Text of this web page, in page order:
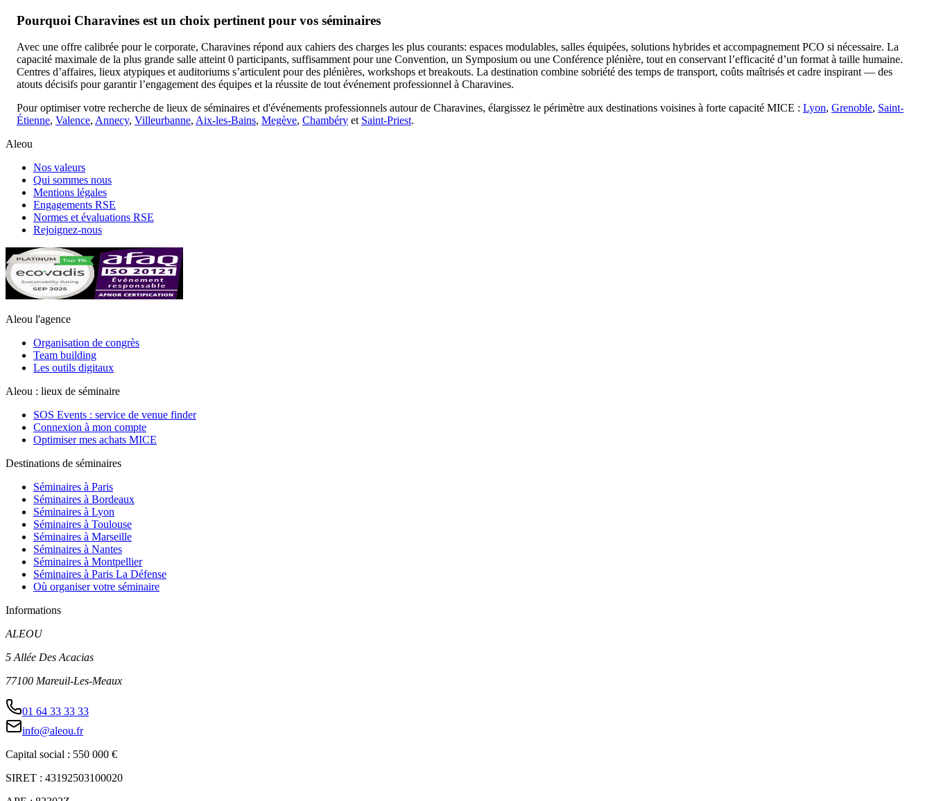
Pourquoi Charavines est un choix pertinent pour vos séminaires
Avec une offre calibrée pour le corporate, Charavines répond aux cahiers des charges les plus courants: espaces modulables, salles équipées, solutions hybrides et accompagnement PCO si nécessaire. La
capacité maximale de la plus grande salle atteint 0 participants, suffisamment pour une Convention, un Symposium ou une Conférence plénière, tout en conservant l’efficacité d’un format à taille humaine.
Centres d’affaires, lieux atypiques et auditoriums s’articulent pour des plénières, workshops et breakouts. La destination combine sobriété des temps de transport, coûts maîtrisés et cadre inspirant — des
atouts décisifs pour garantir l’engagement des équipes et la réussite de tout événement professionnel à Charavines.
Pour optimiser votre recherche de lieux de séminaires et d'événements professionnels autour de Charavines, élargissez le périmètre aux destinations voisines à forte capacité MICE : Lyon, Grenoble, Saint-
Étienne, Valence, Annecy, Villeurbanne, Aix-les-Bains, Megève, Chambéry et Saint-Priest.
Aleou
Nos valeurs
Qui sommes nous
Mentions légales
Engagements RSE
Normes et évaluations RSE
Rejoignez-nous
Aleou l'agence
Organisation de congrès
Team building
Les outils digitaux
Aleou : lieux de séminaire
SOS Events : service de venue finder
Connexion à mon compte
Optimiser mes achats MICE
Destinations de séminaires
Séminaires à Paris
Séminaires à Bordeaux
Séminaires à Lyon
Séminaires à Toulouse
Séminaires à Marseille
Séminaires à Nantes
Séminaires à Montpellier
Séminaires à Paris La Défense
Où organiser votre séminaire
Informations
ALEOU
5 Allée Des Acacias
77100 Mareuil-Les-Meaux
01 64 33 33 33
info@aleou.fr
Capital social : 550 000 €
SIRET : 43192503100020